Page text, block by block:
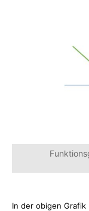
In der obigen